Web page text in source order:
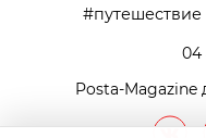
путешествие
04
Posta-Magazine